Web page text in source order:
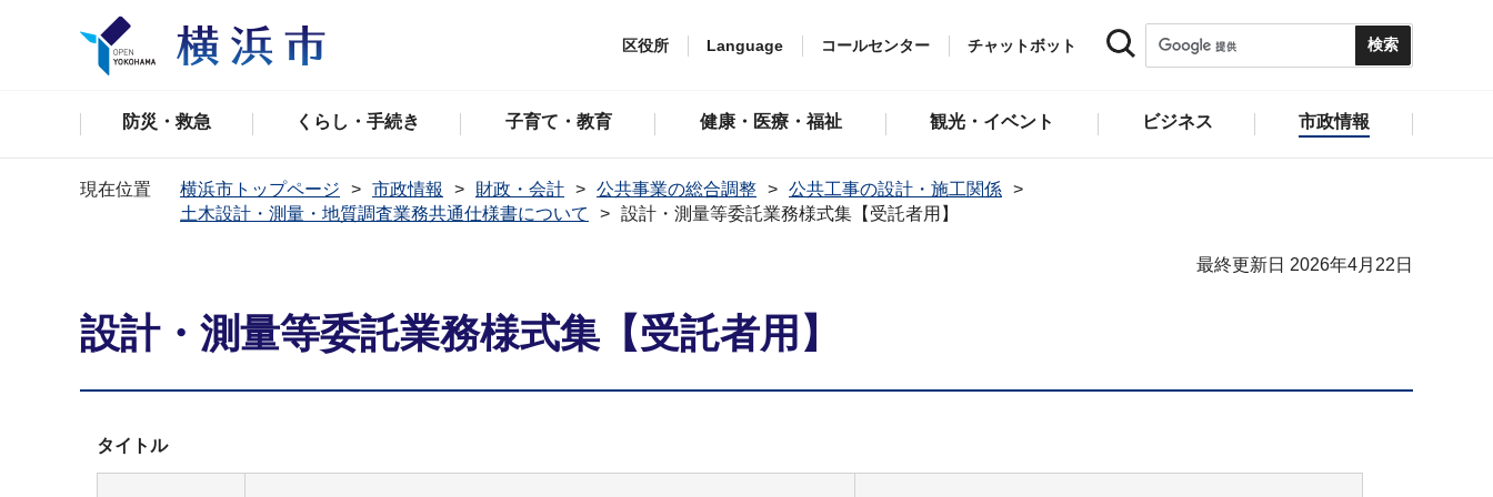
区役所 Language コールセンター チャットボット
防災・救急 くらし・手続き 子育て・教育 健康・医療・福祉 観光・イベント ビジネス 市政情報
現在位置 横浜市トップページ 市政情報 財政・会計 公共事業の総合調整
公共工事の設計・施工関係
土木設計・測量・地質調査業務共通仕様書について
設計・測量等委託業務様式集【受託者用】
最終更新日 2026年4月22日
設計・測量等委託業務様式集【受託者用】
タイトル